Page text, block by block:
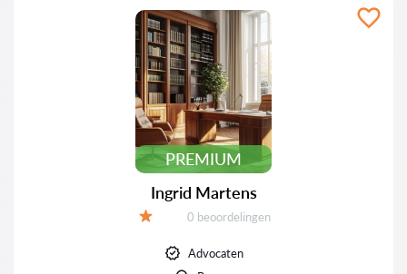
PREMIUM
Ingrid Martens
Beoordelingen:
0 beoordelingen
Advocaten